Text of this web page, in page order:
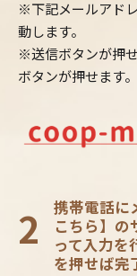
※下記メールアド
動します。
※送信ボタンが押
ボタンが押せます。
2
携帯電話に
こちら】の
って入力を
を押せば完